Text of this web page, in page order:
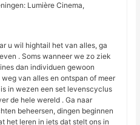
Lumière Cinema,
u wil hightail het van alles, ga
. Soms wanneer we zo ziek
dan individuen gewoon
van alles en ontspan of meer
in wezen een set levenscyclus
de hele wereld . Ga naar
beheersen, dingen beginnen
het leren in iets dat stelt ons in